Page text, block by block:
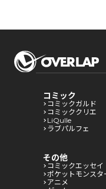
コミック
コミックガルド
コミッククリエ
LiQulle
ラブパルフェ
その他
コミックエッセイ
ポケットモンスタ
アニメ